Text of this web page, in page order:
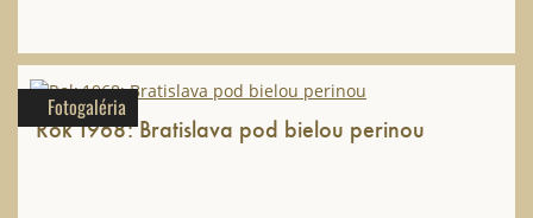
Fotogaléria
Rok 1968: Bratislava pod bielou perinou